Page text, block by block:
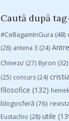
Caută după
#CeBagamInGura (48)
(28) antena 3 (24)
Chinezu’ (27) Byron (32)
(25) concurs (24)
filosofice (132)
blogosferă (76)
Eustachio (28) utile